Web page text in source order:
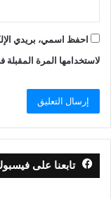
احفظ اسمي، بريدي
لاستخدامها المرة المقبلة
تابعنا على